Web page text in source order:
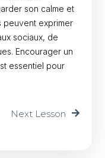
son calme et
peuvent exprimer
sociaux, de
Encourager un
essentiel pour
Next Lesson